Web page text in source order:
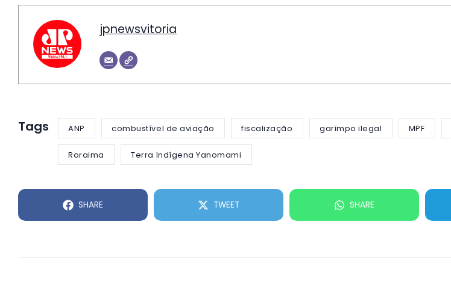
jpnewsvitoria
Tags ANP combustível de aviação fiscalização garimpo ilegal MPF
Roraima Terra Indígena Yanomami
SHARE TWEET SHARE